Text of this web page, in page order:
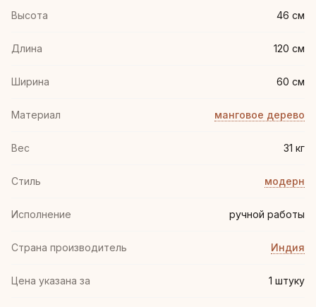
Высота 46 см
Длина 120 см
Ширина 60 см
Материал манговое дерево
Вес 31 кг
Стиль модерн
Иcполнение ручной работы
Страна производитель Индия
Цена указана за 1 штуку